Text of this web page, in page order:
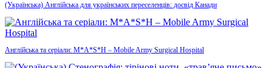
(Українська) Англійська для українських переселенців: досвід Канади
Англійська та серіали: M*A*S*H – Mobile Army Surgical Hospital